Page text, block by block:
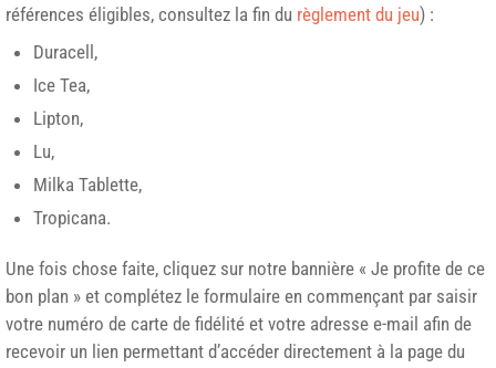
références éligibles, consultez la fin du règlement du jeu) :
Duracell,
Ice Tea,
Lipton,
Lu,
Milka Tablette,
Tropicana.
Une fois chose faite, cliquez sur notre bannière « Je profite de ce
bon plan » et complétez le formulaire en commençant par saisir
votre numéro de carte de fidélité et votre adresse e-mail afin de
recevoir un lien permettant d’accéder directement à la page du